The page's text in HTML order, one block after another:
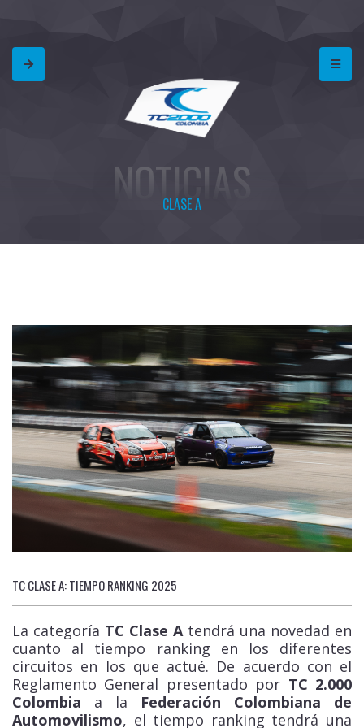
NOTICIAS
CLASE A
TC CLASE A: TIEMPO RANKING 2025
La categoría TC Clase Atendrá una novedad en
cuanto al tiempo ranking en los diferentes
circuitos en los que actué. De acuerdo con el
Reglamento General presentado por TC 2.000
Colombia a la Federación Colombiana de
Automovilismo, el tiempo ranking tendrá una